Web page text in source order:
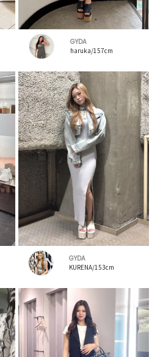
GYDA
haruka/157cm
GYDA
KURENA/153cm